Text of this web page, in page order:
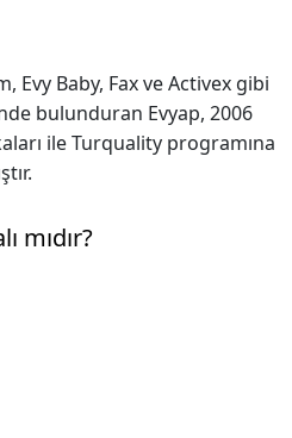
Evy Baby, Fax ve Activex gibi
bulunduran Evyap, 2006
ile Turquality programına
mıdır?